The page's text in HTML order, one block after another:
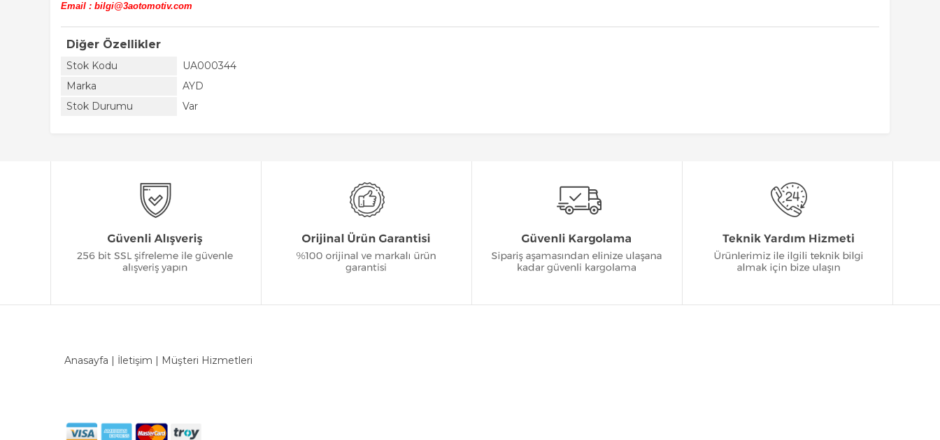
Email : bilgi@3aotomotiv.com
Diğer Özellikler
Stok Kodu
UA000344
Marka
AYD
Stok Durumu
Var
Anasayfa | İletişim | Müşteri Hizmetleri